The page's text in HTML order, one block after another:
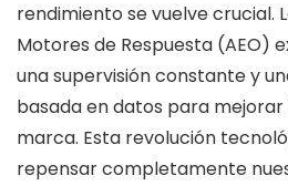
rendimiento se vuelve crucial.
Motores de Respuesta (AEO)
una supervisión constante y
basada en datos para mejorar
marca. Esta revolución
repensar completamente